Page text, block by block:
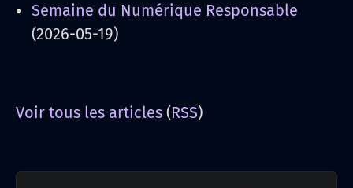
Semaine du Numérique Responsable
(2026-05-19)
Voir tous les articles (RSS)